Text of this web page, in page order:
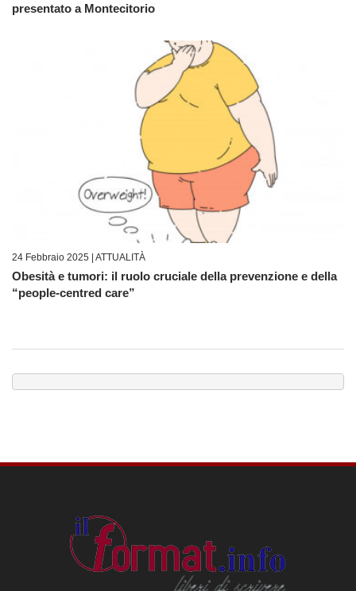
presentato a Montecitorio
24 Febbraio 2025 | ATTUALITÀ
Obesità e tumori: il ruolo cruciale della prevenzione e della
“people-centred care”